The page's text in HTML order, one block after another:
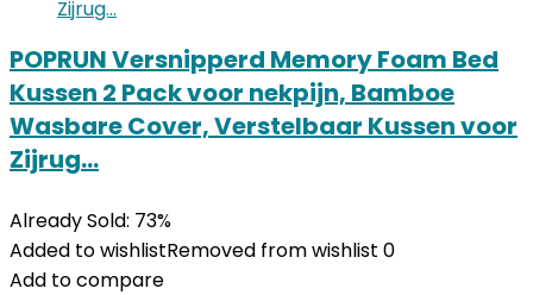
POPRUN Versnipperd Memory Foam Bed
Kussen 2 Pack voor nekpijn, Bamboe
Wasbare Cover, Verstelbaar Kussen voor
Zijrug…
Already Sold: 73%
Added to wishlistRemoved from wishlist 0
Add to compare